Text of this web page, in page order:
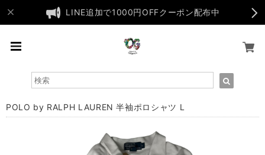
LINE追加で1000円OFFクーポン配布中
POLO by RALPH LAUREN 半袖ポロシャツ L